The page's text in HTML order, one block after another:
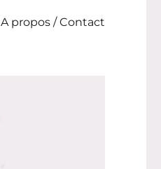
A propos / Contact